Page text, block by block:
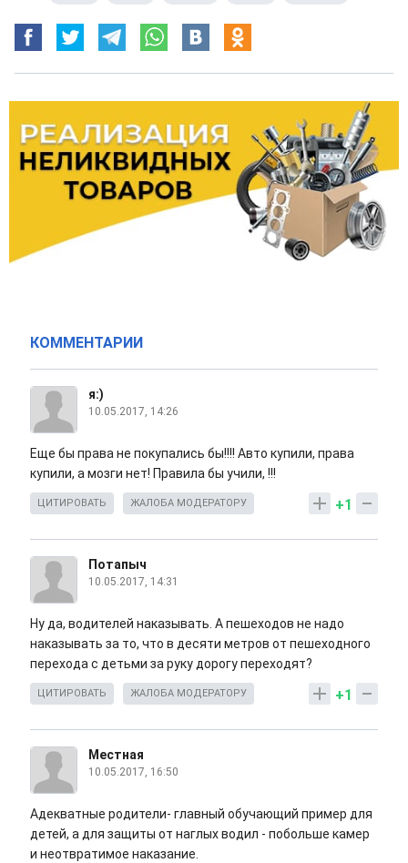
КОММЕНТАРИИ
я:)
10.05.2017, 14:26
Еще бы права не покупались бы!!!! Авто купили, права
купили, а мозги нет! Правила бы учили, !!!
+1
ЦИТИРОВАТЬ ЖАЛОБА МОДЕРАТОРУ
Потапыч
10.05.2017, 14:31
Ну да, водителей наказывать. А пешеходов не надо
наказывать за то, что в десяти метров от пешеходного
перехода с детьми за руку дорогу переходят?
+1
ЦИТИРОВАТЬ ЖАЛОБА МОДЕРАТОРУ
Местная
10.05.2017, 16:50
Адекватные родители- главный обучающий пример для
детей, а для защиты от наглых водил - побольше камер
и неотвратимое наказание.